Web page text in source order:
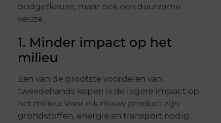
budgetkeuze, maar ook een duurzame
keuze.
1. Minder impact op het
milieu
Een van de grootste voordelen van
tweedehands kopen is de lagere impact op
het milieu. Voor elk nieuw product zijn
grondstoffen, energie en transport nodig.